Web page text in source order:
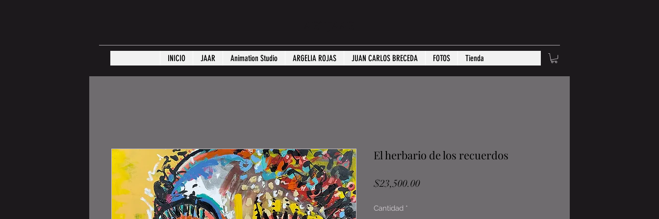
INICIO JAAR Animation Studio ARGELIA ROJAS JUAN CARLOS BRECEDA FOTOS Tienda
El herbario de los recuerdos
$23,500.00Precio
Cantidad *